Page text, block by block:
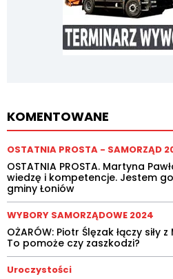
KOMENTOWANE
OSTATNIA PROSTA - SAMORZĄD
OSTATNIA PROSTA. Martyna
wiedzę i kompetencje. Jestem
gminy Łoniów
WYBORY SAMORZĄDOWE 2024
OŻARÓW: Piotr Ślęzak łączy siły
To pomoże czy zaszkodzi?
Uroczystości